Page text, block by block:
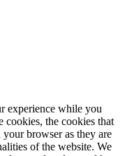
experience while you
cookies, the cookies that
your browser as they are
of the website. We